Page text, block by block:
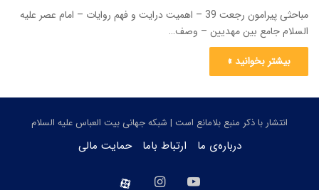
مباحثی پیرامون رجعت 39 – اهمیت درایت و فهم روایات – امام عصر علیه
السلام جامع بین مهدیین – وصف…
بیشتر بخوانید »
انتشار با ذکر منبع بلامانع است | شبکه جهانی بیت العباس علیه السلام
درباره‌ی ما ارتباط باما حمایت مالی
یوتیوب اینستاگرام